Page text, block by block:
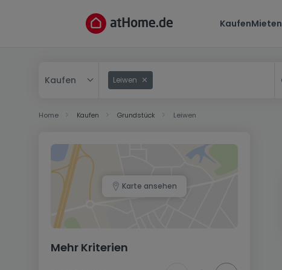
KaufenMieten
Kaufen Leiwen
Home Kaufen Grundstück Leiwen
Karte ansehen
Mehr Kriterien